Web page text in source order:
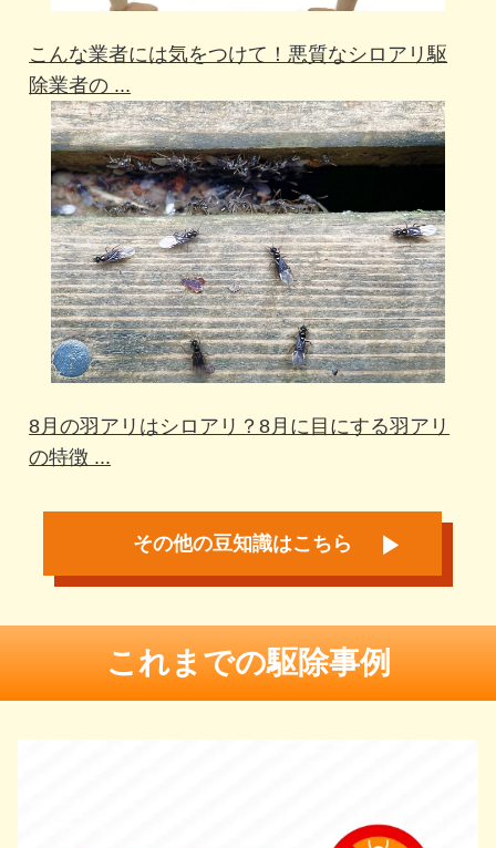
こんな業者には気をつけて！悪質なシロアリ駆
除業者の ...
8月の羽アリはシロアリ？8月に目にする羽アリ
の特徴 ...
その他の豆知識はこちら
これまでの駆除事例